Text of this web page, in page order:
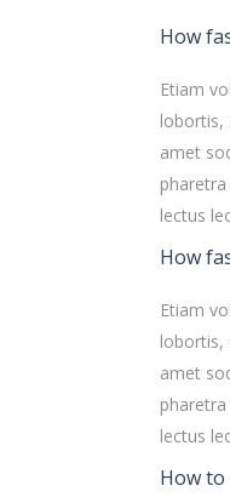
How
Etiam
lobortis,
amet
lectus
How
Etiam
lobortis,
amet
lectus
How to